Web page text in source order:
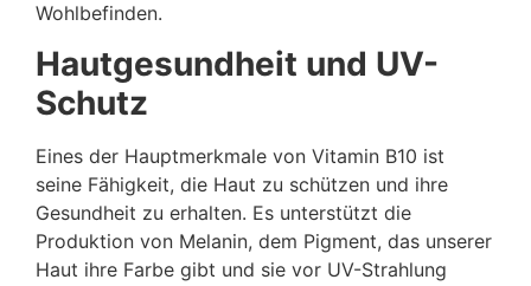
Wohlbefinden.
Hautgesundheit und UV-
Schutz
Eines der Hauptmerkmale von Vitamin B10 ist
seine Fähigkeit, die Haut zu schützen und ihre
Gesundheit zu erhalten. Es unterstützt die
Produktion von Melanin, dem Pigment, das unserer
Haut ihre Farbe gibt und sie vor UV-Strahlung